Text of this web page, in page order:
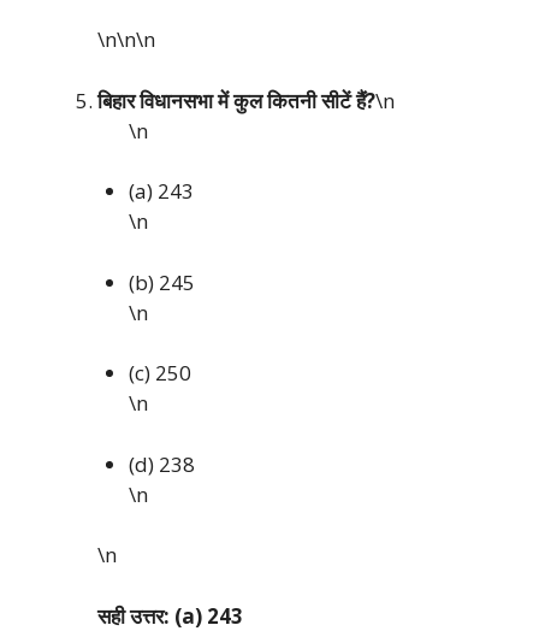
\n\n\n
बिहार विधानसभा में कुल कितनी सीटें हैं?\n
\n
(a) 243
\n
(b) 245
\n
(c) 250
\n
(d) 238
\n
\n
सही उत्तर: (a) 243